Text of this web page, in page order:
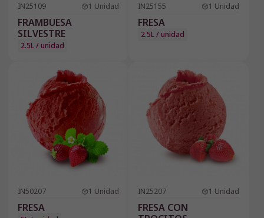
IN25109 1 Unidad
FRAMBUESA
SILVESTRE
2.5L / unidad
IN25155 1 Unidad
FRESA
2.5L / unidad
IN50207 1 Unidad
FRESA
IN25207 1 Unidad
FRESA CON